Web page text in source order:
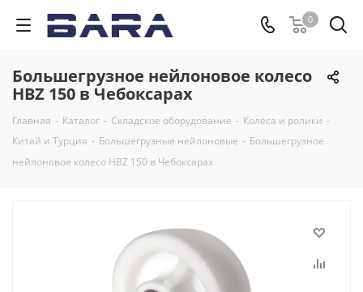
0
Большегрузное нейлоновое колесо
HBZ 150 в Чебоксарах
Главная - Каталог - Складское оборудование - Колёса и ролики -
Китай и Турция - Большегрузные нейлоновые - Большегрузное
нейлоновое колесо HBZ 150 в Чебоксарах